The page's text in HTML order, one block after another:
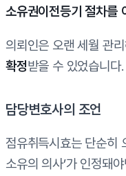
소유권이전등기 절차를
의뢰인은 오랜 세월 관
확정받을 수 있었습니다.
담당변호사의 조언
점유취득시효는 단순히
소유의 의사’가 인정돼